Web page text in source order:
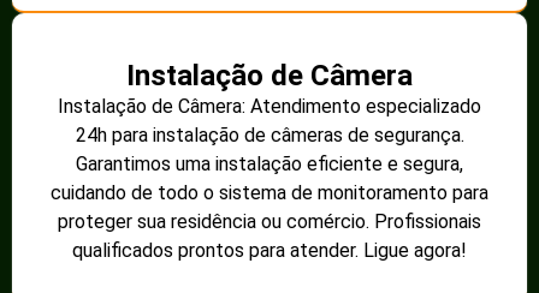
Instalação de Câmera
Instalação de Câmera: Atendimento especializado
24h para instalação de câmeras de segurança.
Garantimos uma instalação eficiente e segura,
cuidando de todo o sistema de monitoramento para
proteger sua residência ou comércio. Profissionais
qualificados prontos para atender. Ligue agora!